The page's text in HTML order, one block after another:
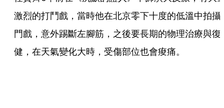
激烈的打鬥戲，當時他在北京零下十度的低溫中拍攝
門戲，意外踢斷左腳筋，之後要長期的物理治療與復
健，在天氣變化大時，受傷部位也會痠痛。